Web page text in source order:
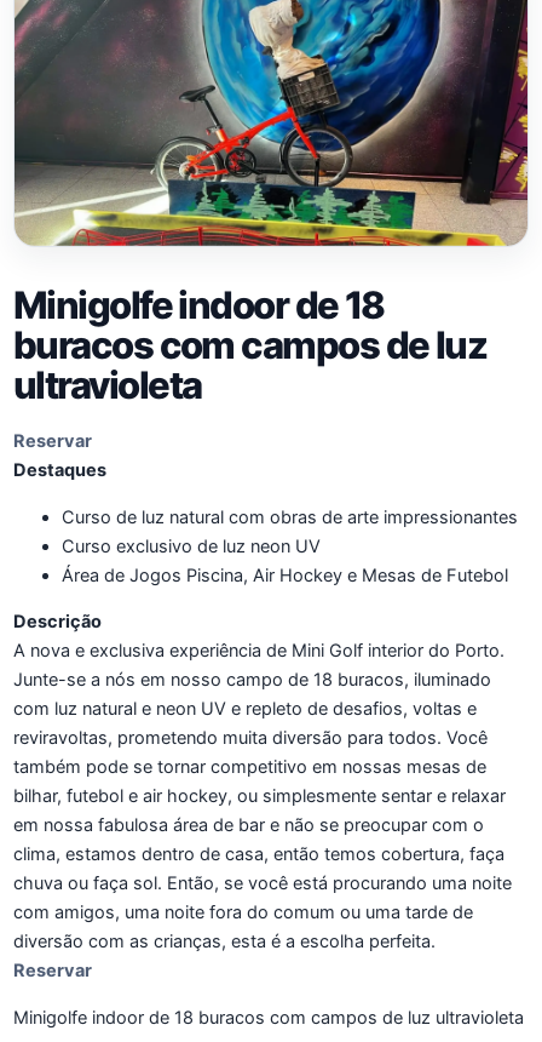
Minigolfe indoor de 18
buracos com campos de luz
ultravioleta
Reservar
Destaques
Curso de luz natural com obras de arte impressionantes
Curso exclusivo de luz neon UV
Área de Jogos Piscina, Air Hockey e Mesas de Futebol
Descrição
A nova e exclusiva experiência de Mini Golf interior do Porto.
Junte-se a nós em nosso campo de 18 buracos, iluminado
com luz natural e neon UV e repleto de desafios, voltas e
reviravoltas, prometendo muita diversão para todos. Você
também pode se tornar competitivo em nossas mesas de
bilhar, futebol e air hockey, ou simplesmente sentar e relaxar
em nossa fabulosa área de bar e não se preocupar com o
clima, estamos dentro de casa, então temos cobertura, faça
chuva ou faça sol. Então, se você está procurando uma noite
com amigos, uma noite fora do comum ou uma tarde de
diversão com as crianças, esta é a escolha perfeita.
Reservar
Minigolfe indoor de 18 buracos com campos de luz ultravioleta